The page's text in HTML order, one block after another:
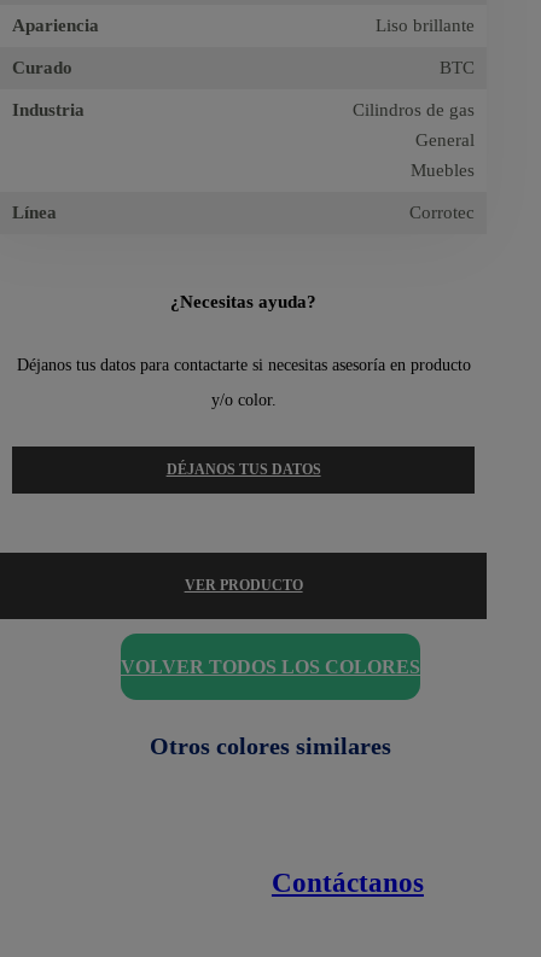
Apariencia Liso brillante
Curado BTC
Industria
Cilindros de gas
General
Muebles
Línea Corrotec
¿Necesitas ayuda?
Déjanos tus datos para contactarte si necesitas asesoría en producto
y/o color.
DÉJANOS TUS DATOS
VER PRODUCTO
VOLVER TODOS LOS COLORES
Otros colores similares
Contáctanos